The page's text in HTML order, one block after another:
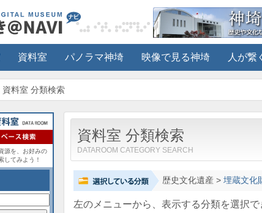
資料室 パノラマ神埼 映像で見る神埼 人が繋
資料室 分類検索
資料室 分類検索
DATAROOM CATEGORY SEARCH
歴史文化遺産> 埋蔵文化
左のメニューから、表示する分類を選択で
源を、お好みの
してみよう！